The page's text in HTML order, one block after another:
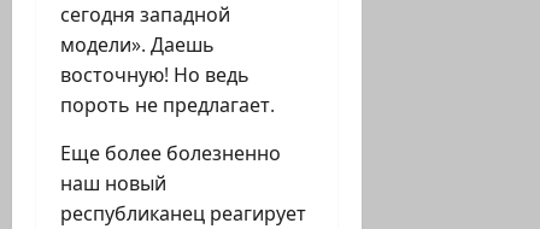
сегодня западной
модели». Даешь
восточную! Но ведь
пороть не предлагает.
Еще более болезненно
наш новый
республиканец реагирует